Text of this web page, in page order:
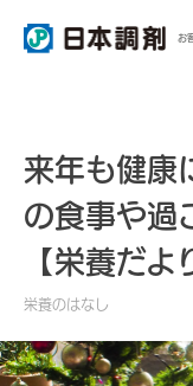
お
来年も健康
の食事や過
【栄養だ
栄養のはなし